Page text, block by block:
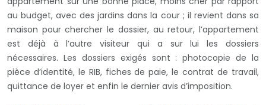
au budget, avec des jardins dans la cour ; il revient dans sa
maison pour chercher le dossier, au retour, l’appartement
est déjà à l’autre visiteur qui a sur lui les dossiers
nécessaires. Les dossiers exigés sont : photocopie de la
pièce d’identité, le RIB, fiches de paie, le contrat de travail,
quittance de loyer et enfin le dernier avis d’imposition.